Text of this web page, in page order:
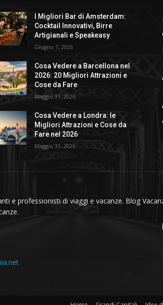
I Migliori Bar di Amsterdam:
Cocktail Innovativi, Birre
Artigianali e Speakeasy
Giugno 7, 2026
Cosa Vedere a Barcellona nel
2026: 20 Migliori Attrazioni e
Cose da Fare
Maggio 31, 2026
Cosa Vedere a Londra: le
Migliori Attrazioni e Cose da
Fare nel 2026
Maggio 31, 2026
e professionisti di viaggi e vacanze. Blog